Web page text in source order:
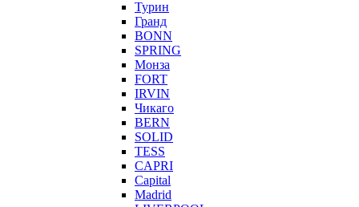
Турин
Гранд
BONN
SPRING
Монза
FORT
IRVIN
Чикаго
BERN
SOLID
TESS
CAPRI
Capital
Madrid